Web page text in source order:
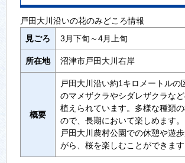
戸田大川沿いの花のみどころ情報
見ごろ
3月下旬～4月上旬
所在地 沼津市戸田大川右岸
概要
戸田大川沿い約1キロメートルの
のマメザクラやシダレザクラな
植えられています。多様な種類
ので、長期において楽しめます。
戸田大川農村公園での休憩や遊
がら、桜を楽しむことができます